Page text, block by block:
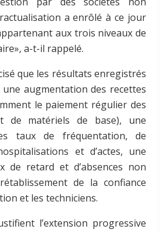
a enrôlé à ce jour
aux trois niveaux de
a-t-il rappelé.
que les résultats enregistrés
augmentation des recettes
le paiement régulier des
de matériels de base), une
taux de fréquentation, de
et d’actes, une
de retard et d’absences non
de la confiance
et les techniciens.
l’extension progressive